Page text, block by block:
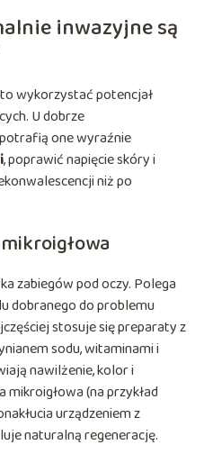
inwazyjne są
wykorzystać potencjał
U dobrze
one wyraźnie
, poprawić napięcie skóry i
niż po
zabiegów pod oczy. Polega
dobranego do problemu
stosuje się preparaty z
sodu, witaminami i
nawilżenie, kolor i
(na przykład
urządzeniem z
naturalną regenerację.